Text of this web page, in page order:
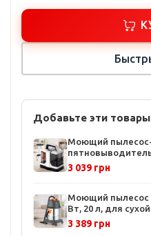
Добавьте эти товары
Моющий
4415 - 4200W,
мебели
3 039 грн
Моющий пылесос
Вт, 20 л, для
уборки, с
пыли
3 389 грн